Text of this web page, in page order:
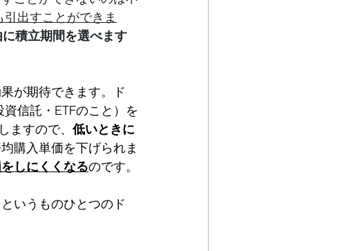
出すことができま
に積立期間を選べます
が期待できます。ド
資信託・ETFのこと）を
ますので、 低いときに
購入単価を下げられま
しにくくなるのです。
いうものひとつのド